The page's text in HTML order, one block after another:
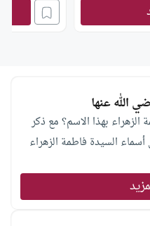
الله عنها
بهذا الاسم؟ مع ذكر
السيدة فاطمة الزهراء